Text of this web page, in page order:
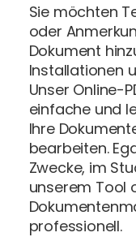
Sie möchten
oder
Dokument
Installationen
Unser Online-
einfache und
Ihre
bearbeiten.
Zwecke, im
unserem Tool
professionell.